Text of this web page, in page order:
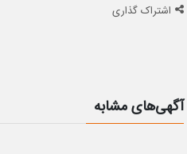
اشتراک گذاری
آگهی‌های مشابه